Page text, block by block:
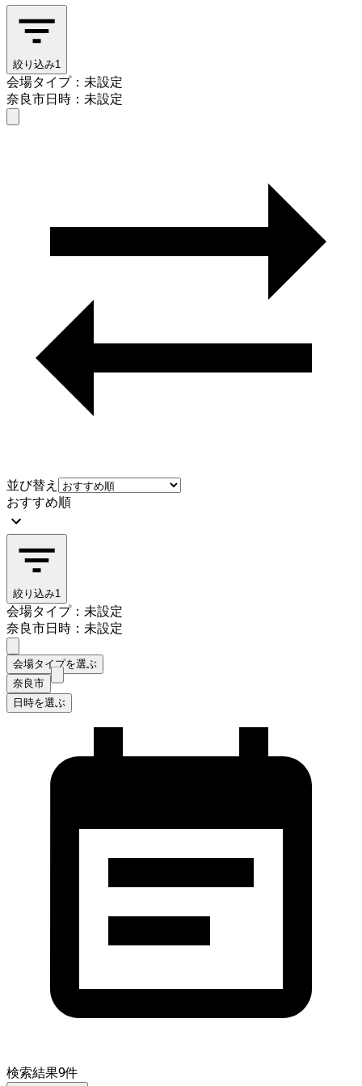
絞り込み1
会場タイプ：未設定
奈良市日時：未設定
並び替え
おすすめ順
絞り込み1
会場タイプ：未設定
奈良市日時：未設定
会場タイプを選ぶ
奈良市
日時を選ぶ
検索結果9件